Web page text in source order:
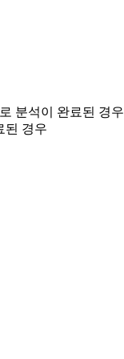
분석이 완료된 경우
된 경우